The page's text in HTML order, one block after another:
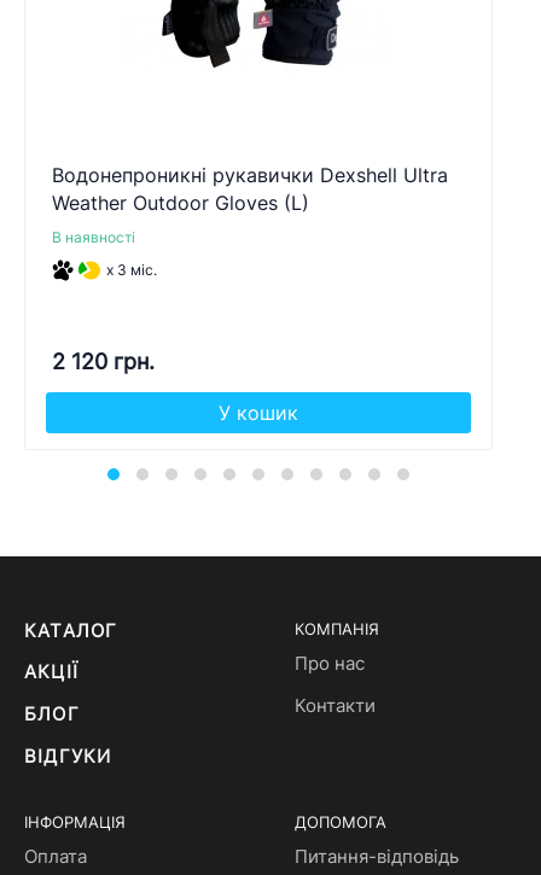
Водонепроникні рукавички Dexshell Ultra
Weather Outdoor Gloves (L)
В наявності
x 3 міс.
2 120 грн.
У кошик
КАТАЛОГ
АКЦІЇ
БЛОГ
ВІДГУКИ
КОМПАНІЯ
Про нас
Контакти
ІНФОРМАЦІЯ
Оплата
ДОПОМОГА
Питання-відповідь